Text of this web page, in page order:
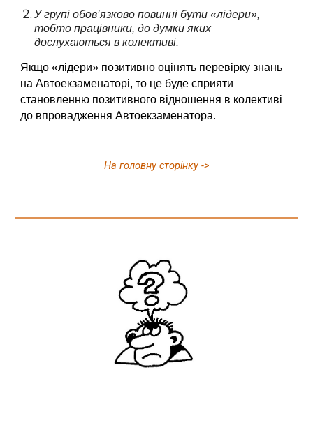
У групі обов’язково повинні бути «лідери»,
тобто працівники, до думки яких
дослухаються в колективі.
Якщо «лідери» позитивно оцінять перевірку знань
на Автоекзаменаторі, то це буде сприяти
становленню позитивного відношення в колективі
до впровадження Автоекзаменатора.
На головну сторінку ->